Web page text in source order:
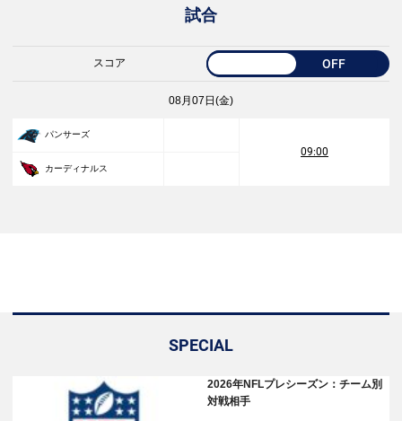
試合
スコア OFF
08月07日(金)
パンサーズ
09:00
カーディナルス
SPECIAL
2026年NFLプレシーズン：チーム別
対戦相手